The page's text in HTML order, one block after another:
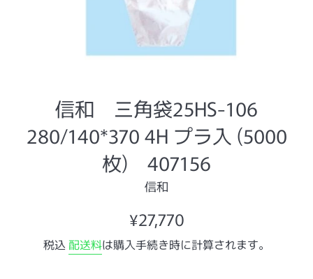
信和 三角袋25HS-106
280/140*370 4H プラ入 (5000
枚) 407156
信和
通
価
¥27,770
税込 配送料は購入手続き時に計算されます。